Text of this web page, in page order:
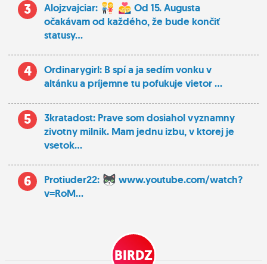
3 Alojzvajciar:
Od 15. Augusta
očakávam od každého, že bude končiť
statusy...
4
Ordinarygirl: B spí a ja sedím vonku v
altánku a príjemne tu pofukuje vietor ...
5
3kratadost: Prave som dosiahol vyznamny
zivotny milnik. Mam jednu izbu, v ktorej je
vsetok...
6 Protiuder22:
www.youtube.com/watch?
v=RoM...
BIRDZ